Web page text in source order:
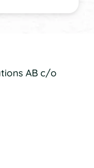
AB c/o